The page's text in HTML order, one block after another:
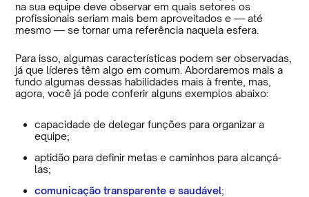
na sua equipe deve observar em quais setores os
profissionais seriam mais bem aproveitados e — até
mesmo — se tornar uma referência naquela esfera.
Para isso, algumas características podem ser observadas,
já que líderes têm algo em comum. Abordaremos mais a
fundo algumas dessas habilidades mais à frente, mas,
agora, você já pode conferir alguns exemplos abaixo:
capacidade de delegar funções para organizar a
equipe;
aptidão para definir metas e caminhos para alcançá-
las;
comunicação transparente e saudável;